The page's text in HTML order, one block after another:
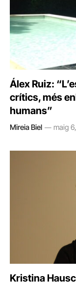
Álex Ruiz:
crítics, més
humans”
Mireia Biel maig
Kristina